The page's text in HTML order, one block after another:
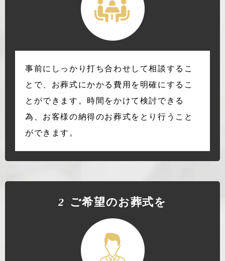
事前にしっかり打ち合わせして相談するこ
とで、お葬式にかかる費用を明確にするこ
とができます。時間をかけて検討できる
為、お客様の納得のお葬式をとり行うこと
ができます。
2 ご希望のお葬式を